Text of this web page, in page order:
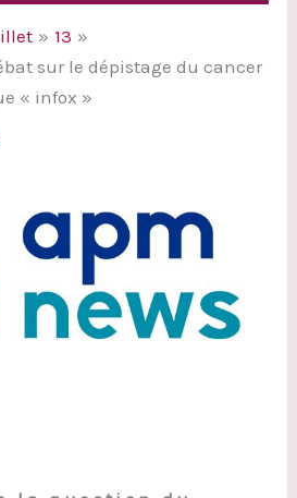
13
sur le dépistage du cancer
« infox »